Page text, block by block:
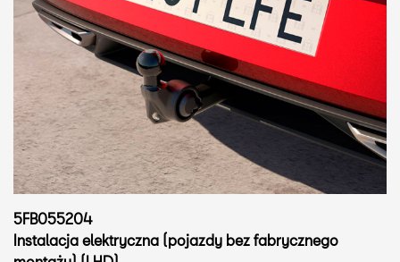
5FB055204
Instalacja elektryczna (pojazdy bez fabrycznego